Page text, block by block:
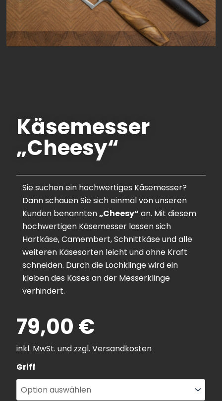
Käsemesser
„Cheesy“
Sie suchen ein hochwertiges Käsemesser?
Dann schauen Sie sich einmal von unseren
Kunden benannten„Cheesy“ an. Mit diesem
hochwertigen Käsemesser lassen sich
Hartkäse, Camembert, Schnittkäse und alle
weiteren Käsesorten leicht und ohne Kraft
schneiden. Durch die Lochklinge wird ein
kleben des Käses an der Messerklinge
verhindert.
79,00 €
inkl. MwSt. und zzgl.Versandkosten
Griff
Käsemesser
"Cheesy"
Menge